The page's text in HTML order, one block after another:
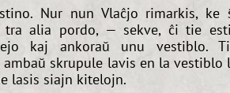
Nur nun Vlaĉjo rimarkis, ke
alia pordo, — sekve, ĉi tie
kaj ankoraŭ unu vestiblo.
skrupule lavis en la vestiblo
lasis siajn kitelojn.